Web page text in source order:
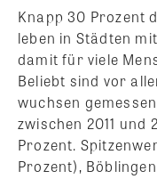
Knapp 30 Prozent
leben in Städten
damit für viele
Beliebt sind vor
wuchsen
zwischen 2011 und
Prozent.
Prozent),